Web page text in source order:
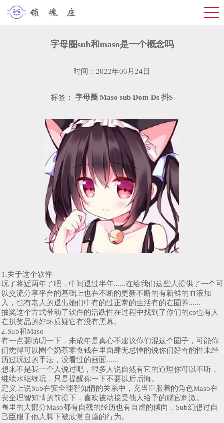
字母圈sub和maso是一个概念吗
时间：2022年06月24日
标签： 字母圈 Maso sub Dom Ds 抖S
1.关于这个软件
玩了将近两年了吧，中间退过半年......在给我们这些人提供了一个可
以交流分享平台的基础上也在不断的更新不断的有新鲜的血液加
入，也有老人的退出她们中有的过正常的生活有的在圈养......
抽奖这个方式带动了软件的活跃性在过程中找到了你们的cp也有人
在扒奖品的好坏质疑它有没有黑幕。
2.Sub和Maso
有一点要唠叨一下，未成年是真心不建议你们混这个圈子，可能你
们觉得可以圈个奶茶零食钱在里面肆无忌惮的说你们好奇的性未经
历过玩过的手法，没看过的画面......
想来不是我一个人说过吧，很多人说自然有它的道理你可以不听，
继续水继续玩，只是提醒你一下不要以后后悔。
定义上说Sub在安全理智知情的关系中，充当臣服着的角色Maso在
安全理智知情的前提下，喜欢被动接受他人给予的感官刺激。
圈里的大部分Maso都有自残的经历也有自虐的倾向，Sub幻想过自
己臣服于他人脚下被欣赏自虐的行为。